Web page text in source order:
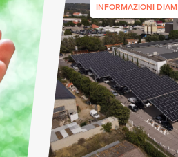
INFORMAZIONI DIAM